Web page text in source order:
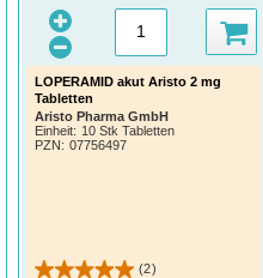
LOPERAMID akut Aristo 2 mg
Tabletten
Aristo Pharma GmbH
Einheit: 10 Stk Tabletten
PZN: 07756497
(2)